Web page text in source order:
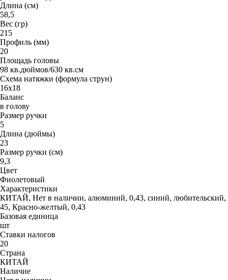
Длина (cм)
58,5
Вес (гр)
215
Профиль (мм)
20
Площадь головы
98 кв.дюймов/630 кв.см
Схема натяжки (формула струн)
16х18
Баланс
в голову
Размер ручки
5
Длина (дюймы)
23
Размер ручки (см)
9,3
Цвет
Фиолетовый
Характеристики
КИТАЙ, Нет в наличии, алюминий, 0,43, синий, любительский,
45, Красно-желтый, 0,43
Базовая единица
шт
Ставки налогов
20
Страна
КИТАЙ
Наличие